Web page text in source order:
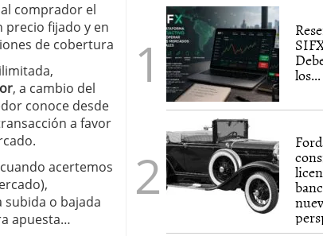
para productos
21/01/2026
tras la
plazos y
comprador el
precio fijado y en
de cobertura
, a cambio del
conoce desde
a favor
acertemos
o bajada
apuesta…
los...